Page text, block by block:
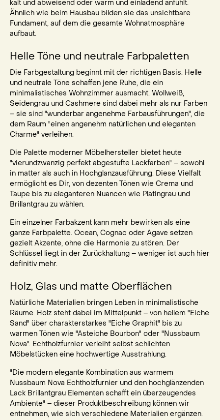
kalt und abweisend oder warm und einladend anfühlt.
Ähnlich wie beim Hausbau bilden sie das unsichtbare
Fundament, auf dem die gesamte Wohnatmosphäre
aufbaut.
Helle Töne und neutrale Farbpaletten
Die Farbgestaltung beginnt mit der richtigen Basis. Helle
und neutrale Töne schaffen jene Ruhe, die ein
minimalistisches Wohnzimmer ausmacht. Wollweiß,
Seidengrau und Cashmere sind dabei mehr als nur Farben
– sie sind "wunderbar angenehme Farbausführungen", die
dem Raum "einen angenehm natürlichen und eleganten
Charme" verleihen.
Die Palette moderner Möbelhersteller bietet heute
"vierundzwanzig perfekt abgestufte Lackfarben" – sowohl
in matter als auch in Hochglanzausführung. Diese Vielfalt
ermöglicht es Dir, von dezenten Tönen wie Crema und
Taupe bis zu eleganteren Nuancen wie Platingrau und
Brillantgrau zu wählen.
Ein einzelner Farbakzent kann mehr bewirken als eine
ganze Farbpalette. Ocean, Cognac oder Agave setzen
gezielt Akzente, ohne die Harmonie zu stören. Der
Schlüssel liegt in der Zurückhaltung – weniger ist auch hier
definitiv mehr.
Holz, Glas und matte Oberflächen
Natürliche Materialien bringen Leben in minimalistische
Räume. Holz steht dabei im Mittelpunkt – von hellem "Eiche
Sand" über charakterstarkes "Eiche Graphit" bis zu
warmen Tönen wie "Asteiche Bourbon" oder "Nussbaum
Nova". Echtholzfurnier verleiht selbst schlichten
Möbelstücken eine hochwertige Ausstrahlung.
"Die modern elegante Kombination aus warmem
Nussbaum Nova Echtholzfurnier und den hochglänzenden
Lack Brillantgrau Elementen schafft ein überzeugendes
Ambiente" – dieser Produktbeschreibung können wir
entnehmen, wie sich verschiedene Materialien ergänzen.